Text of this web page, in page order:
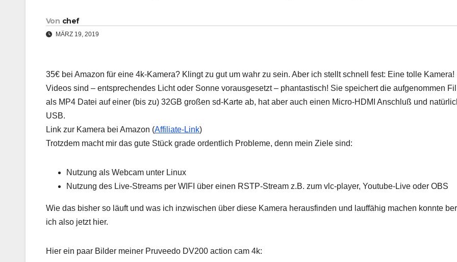
Von chef
MÄRZ 19, 2019
35€ bei Amazon für eine 4k-Kamera? Klingt zu gut um wahr zu sein. Aber ich stellt schnell fest: Eine tolle Kamera!
Videos sind – entsprechendes Licht oder Sonne vorausgesetzt – phantastisch! Sie speichert die aufgenommen
als MP4 Datei auf einer (bis zu) 32GB großen sd-Karte ab, hat aber auch einen Micro-HDMI Anschluß und
USB.
Link zur Kamera bei Amazon (Affiliate-Link)
Trotzdem macht mir das gute Stück grade ordentlich Probleme, denn mein Ziele sind:
Nutzung als Webcam unter Linux
Nutzung des Live-Streams per WIFI über einen RSTP-Stream z.B. zum vlc-player, Youtube-Live oder OBS
Wie das bisher so läuft und was ich inzwischen über diese Kamera herausfinden und lauffähig machen konnte
ich also jetzt hier.
Hier ein paar Bilder meiner Pruveedo DV200 action cam 4k: